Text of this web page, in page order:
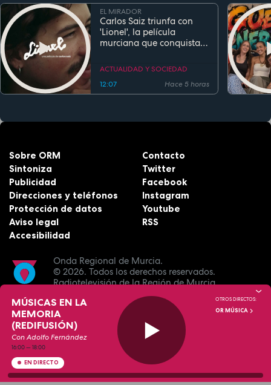
EL MIRADOR
Carlos Saiz triunfa con
'Lionel', la película
murciana que conquista
estreno
ACTUALIDAD Y SOCIEDAD
12:07
Hace 5 horas
Onda Regional de Murcia.
© 2026. Todos los derechos reservados.
Radiotelevisión de la Región de Murcia.
Sobre ORM
Sintoniza
Publicidad
Direcciones y teléfonos
Protección de datos
Aviso legal
Accesibilidad
Contacto
Twitter
Facebook
Instagram
Youtube
RSS
MÚSICAS EN LA
MEMORIA
(REDIFUSIÓN)
Con Adolfo Fernández
16:00—18:00
EN DIRECTO
OTROS DIRECTOS:
OR MÚSICA